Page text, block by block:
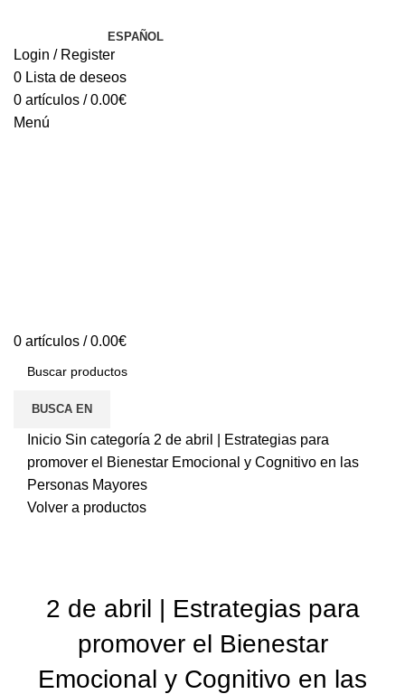
ESPAÑOL
Login / Register
0 Lista de deseos
0 artículos / 0.00€
Menú
0 artículos / 0.00€
BUSCA EN
Inicio Sin categoría 2 de abril | Estrategias para
promover el Bienestar Emocional y Cognitivo en las
Personas Mayores
Volver a productos
2 de abril | Estrategias para
promover el Bienestar
Emocional y Cognitivo en las